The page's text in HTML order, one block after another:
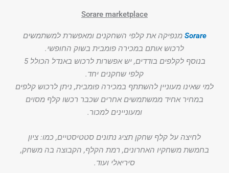
Sorare marketplace
Sorare מנפיקה את קלפי השחקנים ומאפשרת למשתמשים
לרכוש אותם במכירה פומבית בשוק החופשי.
בנוסף לקלפים בודדים, יש אפשרות לרכוש באנדל הכולל 5
קלפי שחקנים יחד.
למי שאינו מעוניין להשתתף במכירה פומבית, ניתן לרכוש קלפים
במחיר אחיד ממשתמשים אחרים שכבר רכשו קלף מסוים
ומעוניינים למכור.
לחיצה על קלף שחקן תציג נתונים סטטיסטיים, כמו: ציון
בחמשת משחקיו האחרונים, רמת הקלף, הקבוצה בה משחק,
סיריאלי ועוד.